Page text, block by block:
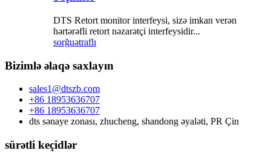
DTS Retort monitor interfeysi, sizə imkan verən
hərtərəfli retort nəzarətçi interfeysidir...
sorğuətraflı
Bizimlə əlaqə saxlayın
sales1@dtszb.com
+86 18953636707
+86 18953636707
dts sənaye zonası, zhucheng, shandong əyaləti, PR Çin
sürətli keçidlər